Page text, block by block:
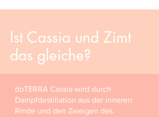
Ist Cassia und Zimt
das gleiche?
doTERRA Cassia wird durch
Dampfdestillation aus der inneren
Rinde und den Zweigen des